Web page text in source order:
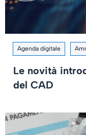
Agenda digitale
Le novità
del CAD